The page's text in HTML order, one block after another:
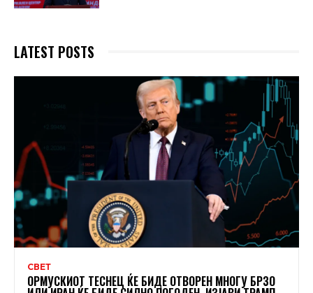
LATEST POSTS
СВЕТ
ОРМУСКИОТ ТЕСНЕЦ ЌЕ БИДЕ ОТВОРЕН МНОГУ БРЗО